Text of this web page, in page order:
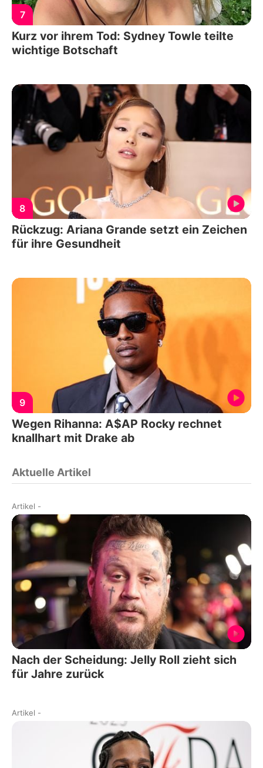
7
Kurz vor ihrem Tod: Sydney Towle teilte
wichtige Botschaft
8
Rückzug: Ariana Grande setzt ein Zeichen
für ihre Gesundheit
9
Wegen Rihanna: A$AP Rocky rechnet
knallhart mit Drake ab
Aktuelle Artikel
Artikel -
Nach der Scheidung: Jelly Roll zieht sich
für Jahre zurück
Artikel -